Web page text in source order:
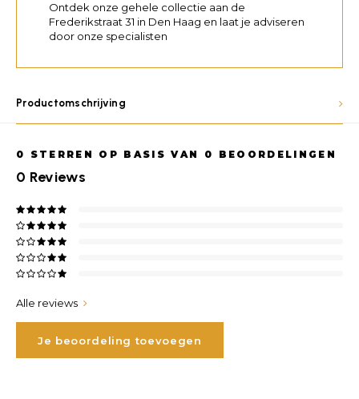
Ontdek onze gehele collectie aan de
Frederikstraat 31 in Den Haag en laat je adviseren
door onze specialisten
Productomschrijving
0 STERREN OP BASIS VAN 0 BEOORDELINGEN
0 Reviews
Alle reviews
Je beoordeling toevoegen